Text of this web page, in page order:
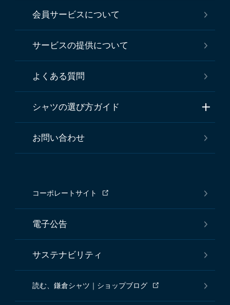
会員サービスについて
サービスの提供について
よくある質問
シャツの選び方ガイド
お問い合わせ
コーポレートサイト
電子公告
サステナビリティ
読む、鎌倉シャツ｜ショップブログ